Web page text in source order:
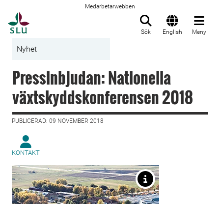
Medarbetarwebben
Sök English Meny
Nyhet
Pressinbjudan: Nationella
växtskyddskonferensen 2018
PUBLICERAD: 09 NOVEMBER 2018
KONTAKT